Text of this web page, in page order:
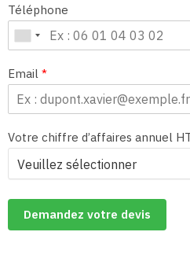
Téléphone
Email *
Votre chiffre d’affaires annuel
Demandez votre devis